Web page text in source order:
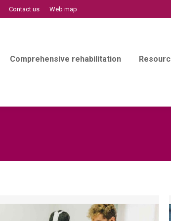
Contact us Web map
Comprehensive rehabilitation